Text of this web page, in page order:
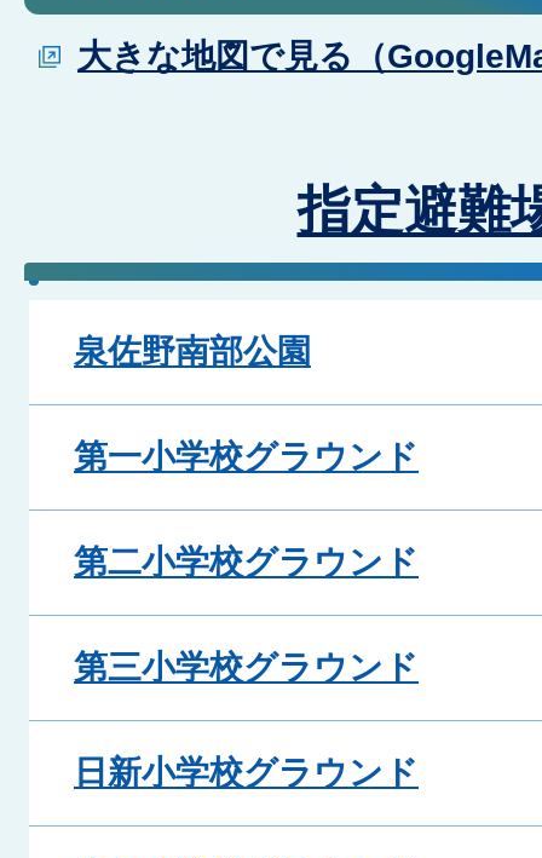
大きな地図で見る（
指定避難
泉佐野南部公園
第一小学校グラウンド
第二小学校グラウンド
第三小学校グラウンド
日新小学校グラウンド